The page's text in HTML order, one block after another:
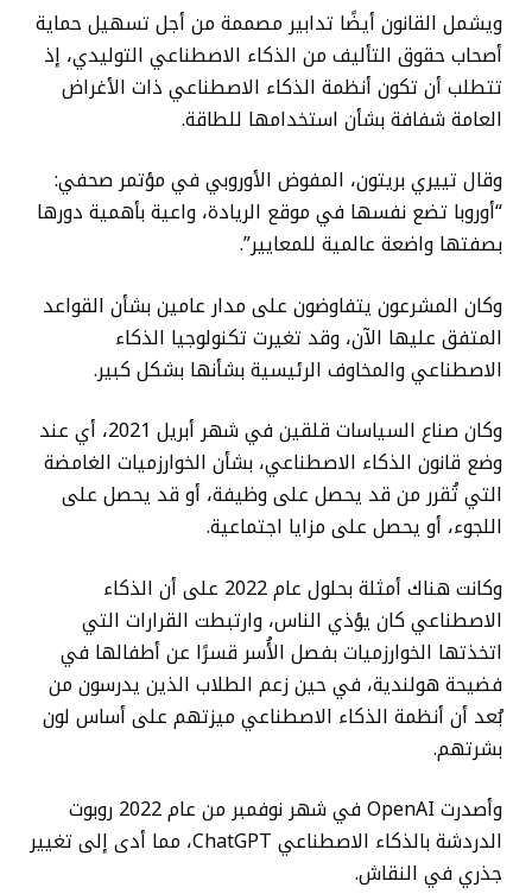
ويشمل القانون أيضًا تدابير مصممة من أجل تسهيل حماية
أصحاب حقوق التأليف من الذكاء الاصطناعي التوليدي، إذ
تتطلب أن تكون أنظمة الذكاء الاصطناعي ذات الأغراض
العامة شفافة بشأن استخدامها للطاقة.
وقال تييري بريتون، المفوض الأوروبي في مؤتمر صحفي:
“أوروبا تضع نفسها في موقع الريادة، واعية بأهمية دورها
بصفتها واضعة عالمية للمعايير”.
وكان المشرعون يتفاوضون على مدار عامين بشأن القواعد
المتفق عليها الآن، وقد تغيرت تكنولوجيا الذكاء
الاصطناعي والمخاوف الرئيسية بشأنها بشكل كبير.
وكان صناع السياسات قلقين في شهر أبريل 2021، أي عند
وضع قانون الذكاء الاصطناعي، بشأن الخوارزميات الغامضة
التي تُقرر من قد يحصل على وظيفة، أو قد يحصل على
اللجوء، أو يحصل على مزايا اجتماعية.
وكانت هناك أمثلة بحلول عام 2022 على أن الذكاء
الاصطناعي كان يؤذي الناس، وارتبطت القرارات التي
اتخذتها الخوارزميات بفصل الأُسر قسرًا عن أطفالها في
فضيحة هولندية، في حين زعم الطلاب الذين يدرسون من
بُعد أن أنظمة الذكاء الاصطناعي ميزتهم على أساس لون
بشرتهم.
وأصدرت OpenAI في شهر نوفمبر من عام 2022 روبوت
الدردشة بالذكاء الاصطناعي ChatGPT، مما أدى إلى تغيير
جذري في النقاش.